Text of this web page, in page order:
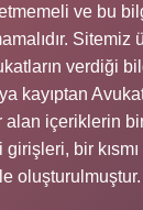
ve bu
Sitemiz
verdiği
kayıptan
içeriklerin bir
girişleri, bir
oluşturulmuştur.